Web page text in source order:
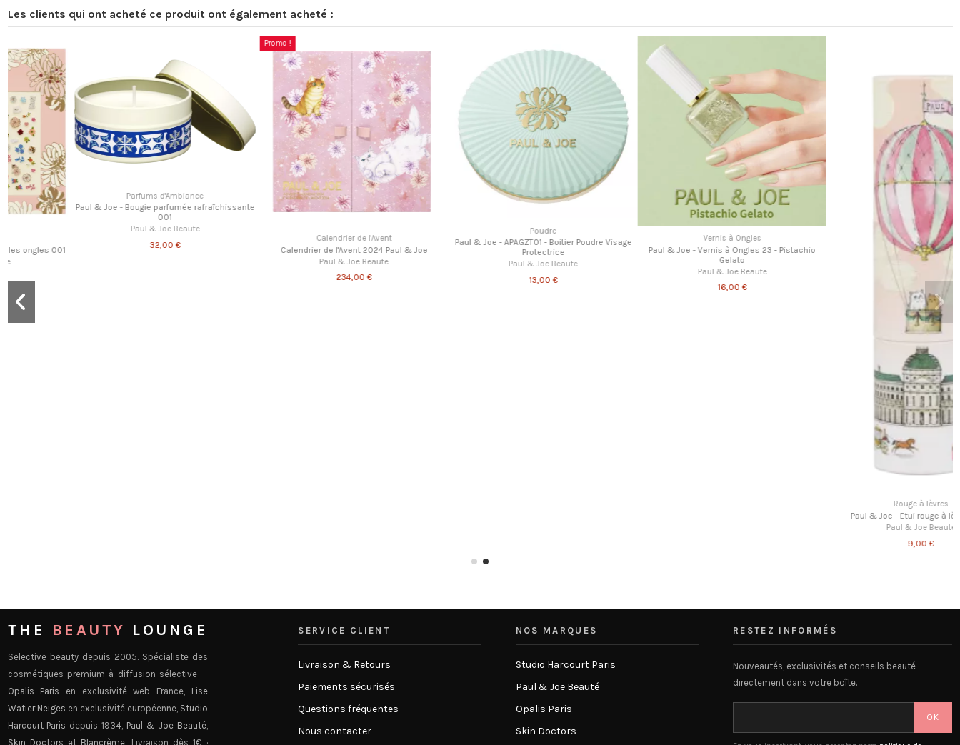
Les clients qui ont acheté ce produit ont également acheté :
Parfums d'Ambiance
Paul & Joe - Bougie parfumée rafraîchissante
Paul & Joe Beaute
Calendrier de l'Avent
Calendrier de l'Avent 2024 Paul & Joe
Paul & Joe Beaute
Paul & Joe - APAGZT01 - Boitier Poudre Visage
Paul & Joe Beaute
Paul & Joe - Vernis à Ongles 23 - Pistachio
Paul & Joe Beaute
Paul & Joe - Etui rouge à lèvres 082
Paul & Joe Beaute
THE BEAUTY LOUNGE
Selective beauty depuis 2005. Spécialiste des
cosmétiques premium à diffusion sélective —
Opalis Paris en exclusivité web France, Lise
Watier Neiges en exclusivité européenne, Studio
Harcourt Paris depuis 1934, Paul & Joe Beauté,
Skin Doctors et Blancrème. Livraison dès 1€ ·
SERVICE CLIENT
Livraison & Retours
Paiements sécurisés
Questions fréquentes
Nous contacter
NOS MARQUES
Studio Harcourt Paris
Paul & Joe Beauté
Opalis Paris
Skin Doctors
RESTEZ INFORMÉS
Nouveautés, exclusivités et conseils beauté
directement dans votre boîte.
OK